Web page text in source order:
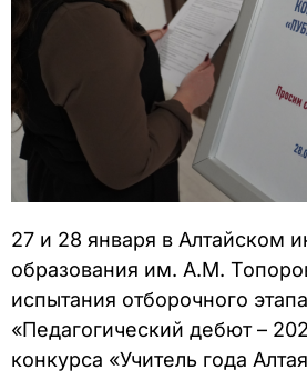
27 и 28 января в Алтайском
образования им. А.М.
испытания отборочного
«Педагогический дебют –
конкурса «Учитель года